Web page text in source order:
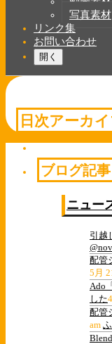
写真素材
リンク集
お問い合わせ
開く
日次アーカ
ブログ記事
ニュー
引越
配管
5月
Ado
した
配管
am